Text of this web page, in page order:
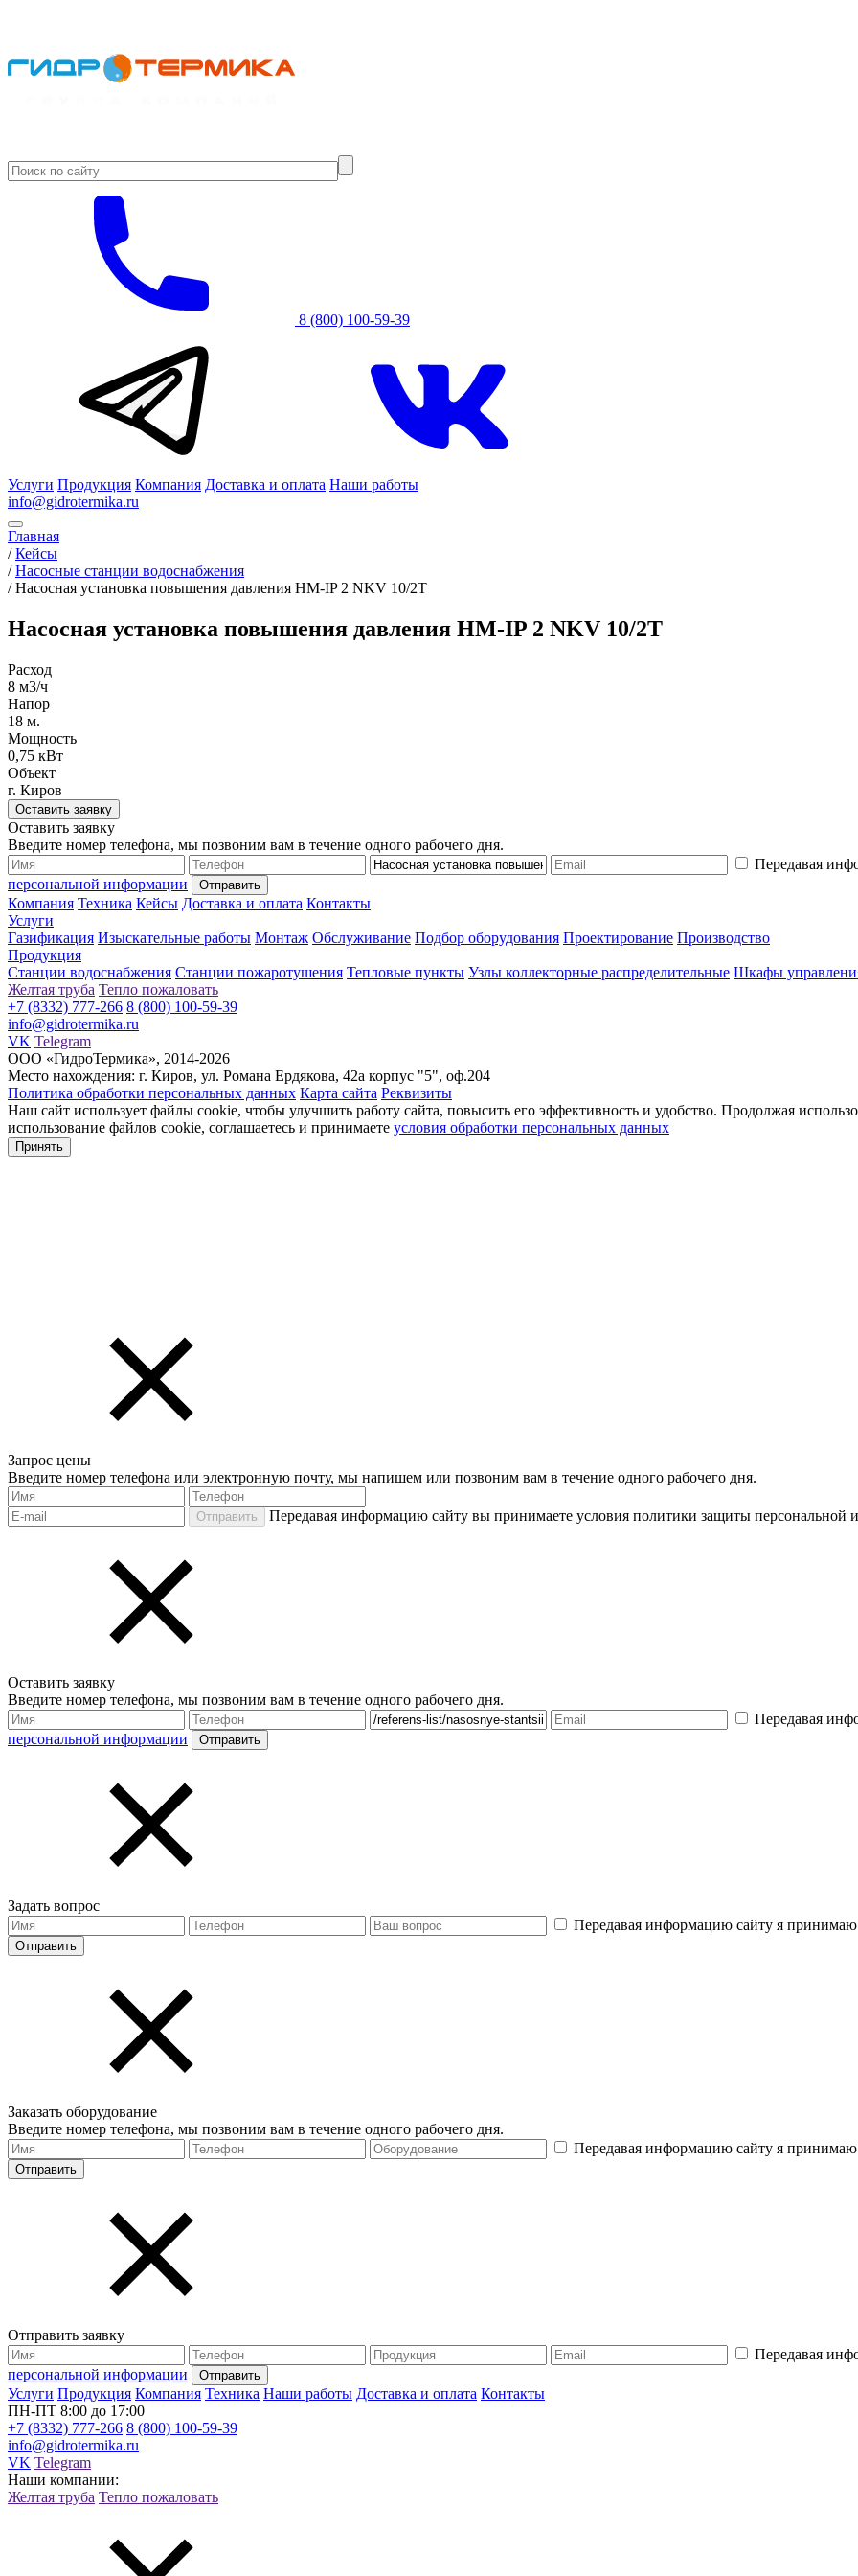
8 (800) 100-59-39
Услуги Продукция Компания Доставка и оплата Наши работы
info@gidrotermika.ru
Главная
/ Кейсы
/ Насосные станции водоснабжения
/ Насосная установка повышения давления HM-IP 2 NKV 10/2T
Насосная установка повышения давления HM-IP 2 NKV 10/2T
Расход
8 м3/ч
Напор
18 м.
Мощность
0,75 кВт
Объект
г. Киров
Оставить заявку
Оставить заявку
Введите номер телефона, мы позвоним вам в течение одного рабочего дня.
Передавая
персональной информации
Компания Техника Кейсы Доставка и оплата Контакты
Услуги
Газификация Изыскательные работы Монтаж Обслуживание Подбор оборудования Проектирование Производство
Продукция
Станции водоснабжения Станции пожаротушения Тепловые пункты Узлы коллекторные распределительные Шкафы
Желтая труба Тепло пожаловать
+7 (8332) 777-266 8 (800) 100-59-39
info@gidrotermika.ru
VK Telegram
ООО «ГидроТермика», 2014-2026
Место нахождения: г. Киров, ул. Романа Ердякова, 42а корпус "5", оф.204
Политика обработки персональных данных Карта сайта Реквизиты
Наш сайт использует файлы cookie, чтобы улучшить работу сайта, повысить его эффективность и удобство. Продолжая
использование файлов cookie, соглашаетесь и принимаете условия обработки персональных данных
Принять
Запрос цены
Введите номер телефона или электронную почту, мы напишем или позвоним вам в течение одного рабочего дня.
Отправить Передавая информацию сайту вы принимаете условия политики защиты персональной
Оставить заявку
Введите номер телефона, мы позвоним вам в течение одного рабочего дня.
Передавая
персональной информации
Задать вопрос
Передавая информацию сайту я принимаю
Заказать оборудование
Введите номер телефона, мы позвоним вам в течение одного рабочего дня.
Передавая информацию сайту я принимаю
Отправить заявку
Передавая
персональной информации
Услуги Продукция Компания Техника Наши работы Доставка и оплата Контакты
ПН-ПТ 8:00 до 17:00
+7 (8332) 777-266 8 (800) 100-59-39
info@gidrotermika.ru
VK Telegram
Наши компании:
Желтая труба Тепло пожаловать